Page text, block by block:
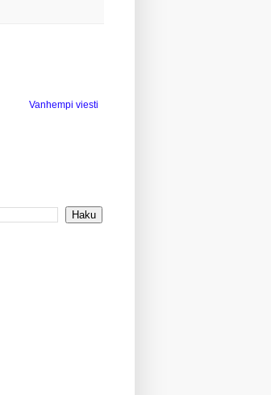
Vanhempi viesti